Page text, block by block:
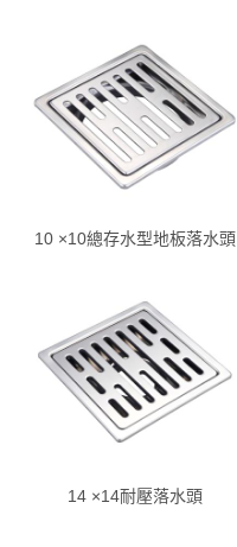
10 ×10總存水型地板落水頭
14 ×14耐壓落水頭